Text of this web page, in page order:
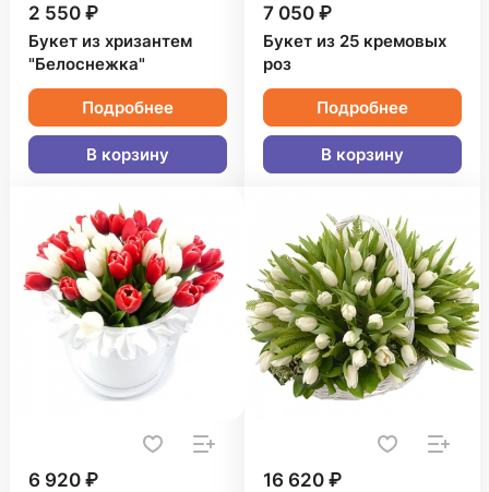
2 550 ₽
Букет из хризантем
"Белоснежка"
Подробнее
В корзину
7 050 ₽
Букет из 25 кремовых
роз
Подробнее
В корзину
6 920 ₽ 16 620 ₽